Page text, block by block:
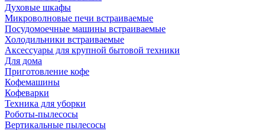
Духовые шкафы
Микроволновые печи встраиваемые
Посудомоечные машины встраиваемые
Холодильники встраиваемые
Аксессуары для крупной бытовой техники
Для дома
Приготовление кофе
Кофемашины
Кофеварки
Техника для уборки
Роботы-пылесосы
Вертикальные пылесосы